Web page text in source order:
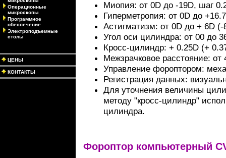
Операционные
микроскопы
Программное
обеспечение
Электроподъемные
столы
ЦЕНЫ
КОНТАКТЫ
Миопия: от 0D до -19D, шаг
Гиперметропия: от 0D до
Астигматизм: от 0D до + 6D
Угол оси цилиндра: от 00 до
Кросс-цилиндр: + 0.25D (+
Межзрачковое расстояние:
Управление фороптором:
Регистрация данных:
Для уточнения величины
методу "кросс-цилиндр"
цилиндра.
Фороптор компьютерный